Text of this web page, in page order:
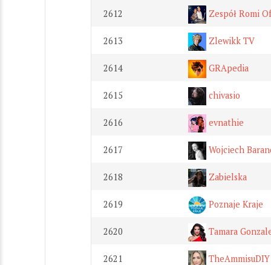
2612 Zespół Romi
2613 Zlewikk TV
2614 GRApedia
2615 chivasio
2616 evnathie
2617 Wojciech
2618 Zabielska
2619 Poznaje Kraje
2620 Tamara
2621 TheAmmisuDIY